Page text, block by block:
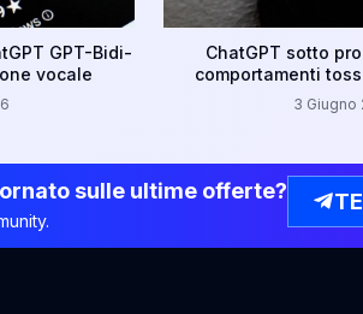
GPT-Bidi-
vocale
ChatGPT sotto
comportamenti
3 Giugno
sulle ultime offerte?